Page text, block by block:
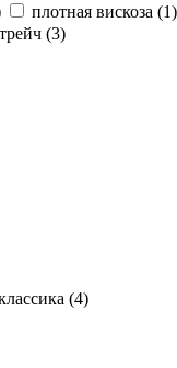
плотная вискоза (1)
(3)
(4)